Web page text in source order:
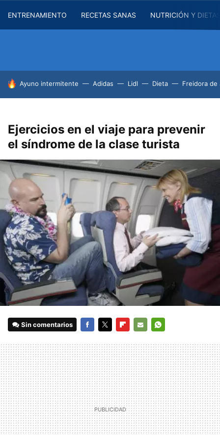
ENTRENAMIENTO RECETAS SANAS NUTRICIÓN Y
HOY SE HABLA DE
Ayuno intermitente Adidas Lidl Dieta Freidora de
Ejercicios en el viaje para prevenir
el síndrome de la clase turista
Sin comentarios
MAIL